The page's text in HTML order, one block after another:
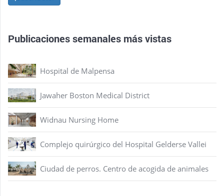
Publicaciones semanales más vistas
Hospital de Malpensa
Jawaher Boston Medical District
Widnau Nursing Home
Complejo quirúrgico del Hospital Gelderse Vallei
Ciudad de perros. Centro de acogida de animales